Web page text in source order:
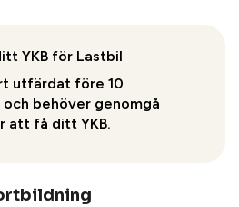
YKB för Lastbil
utfärdat före 10
behöver genomgå
att få ditt YKB.